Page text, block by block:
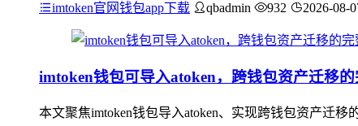
imtoken官网钱包app下载 qbadmin 932 2026-08-
imtoken钱包可导入atoken，跨钱包资产迁移
本文聚焦imtoken钱包导入atoken、实现跨钱包资产迁